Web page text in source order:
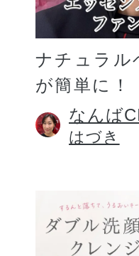
ご利用ガ
よくある
ナチュラル
が簡単に！
なんば
はづき